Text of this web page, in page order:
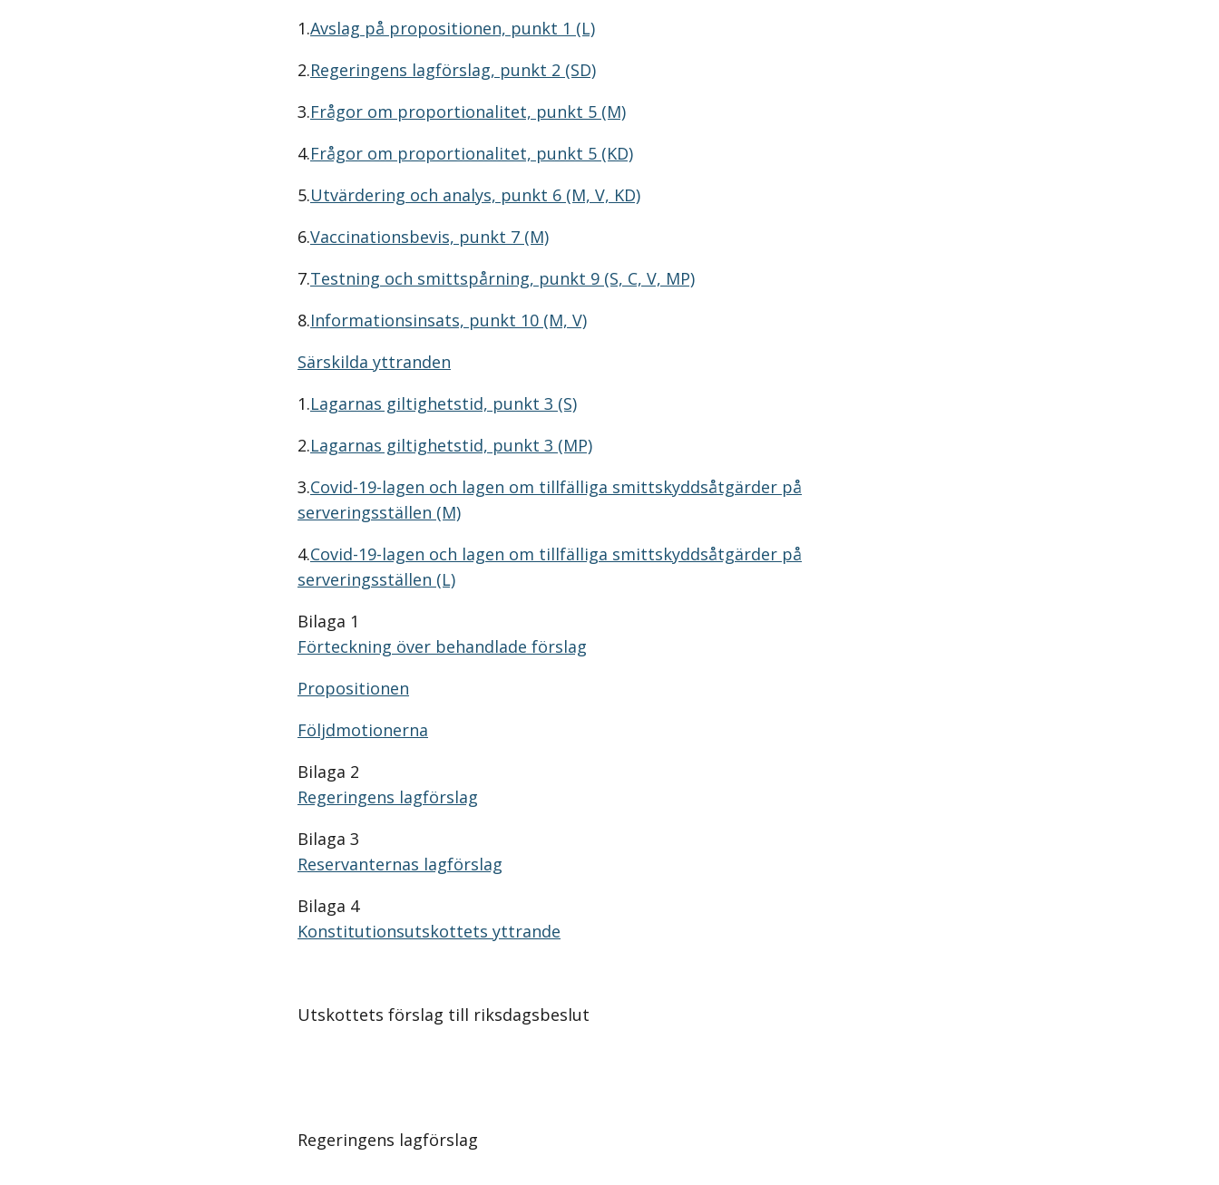
1.Avslag på propositionen, punkt 1 (L)
2.Regeringens lagförslag, punkt 2 (SD)
3.Frågor om proportionalitet, punkt 5 (M)
4.Frågor om proportionalitet, punkt 5 (KD)
5.Utvärdering och analys, punkt 6 (M, V, KD)
6.Vaccinationsbevis, punkt 7 (M)
7.Testning och smittspårning, punkt 9 (S, C, V, MP)
8.Informationsinsats, punkt 10 (M, V)
Särskilda yttranden
1.Lagarnas giltighetstid, punkt 3 (S)
2.Lagarnas giltighetstid, punkt 3 (MP)
3.Covid-19-lagen och lagen om tillfälliga smittskyddsåtgärder på
serveringsställen (M)
4.Covid-19-lagen och lagen om tillfälliga smittskyddsåtgärder på
serveringsställen (L)
Bilaga 1
Förteckning över behandlade förslag
Propositionen
Följdmotionerna
Bilaga 2
Regeringens lagförslag
Bilaga 3
Reservanternas lagförslag
Bilaga 4
Konstitutionsutskottets yttrande
Utskottets förslag till riksdagsbeslut
Regeringens lagförslag